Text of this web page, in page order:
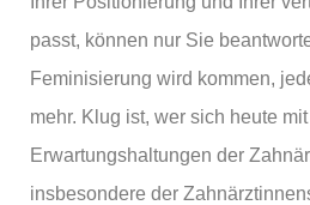
passt, können nur Sie
Feminisierung wird kommen,
mehr. Klug ist, wer sich heute
Erwartungshaltungen der
insbesondere der